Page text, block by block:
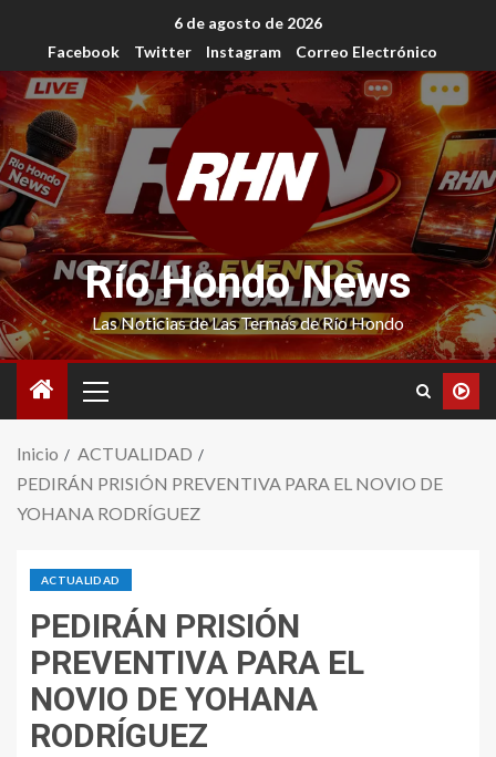
6 de agosto de 2026
Facebook
Twitter Instagram Correo Electrónico
Río Hondo News
Las Noticias de Las Termas de Río Hondo
Inicio
ACTUALIDAD
PEDIRÁN PRISIÓN PREVENTIVA PARA EL NOVIO DE
YOHANA RODRÍGUEZ
ACTUALIDAD
PEDIRÁN PRISIÓN
PREVENTIVA PARA EL
NOVIO DE YOHANA
RODRÍGUEZ